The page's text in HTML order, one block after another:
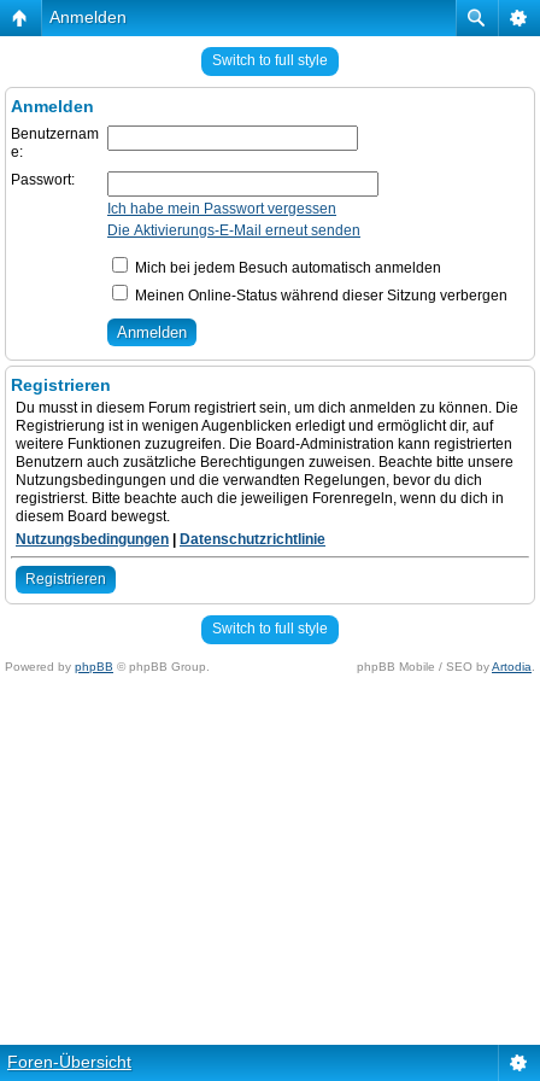
Anmelden
Switch to full style
Anmelden
Benutzernam
e:
Passwort:
Ich habe mein Passwort vergessen
Die Aktivierungs-E-Mail erneut senden
Mich bei jedem Besuch automatisch anmelden
Meinen Online-Status während dieser Sitzung verbergen
Registrieren
Du musst in diesem Forum registriert sein, um dich anmelden zu können. Die
Registrierung ist in wenigen Augenblicken erledigt und ermöglicht dir, auf
weitere Funktionen zuzugreifen. Die Board-Administration kann registrierten
Benutzern auch zusätzliche Berechtigungen zuweisen. Beachte bitte unsere
Nutzungsbedingungen und die verwandten Regelungen, bevor du dich
registrierst. Bitte beachte auch die jeweiligen Forenregeln, wenn du dich in
diesem Board bewegst.
Nutzungsbedingungen
Datenschutzrichtlinie
Registrieren
Switch to full style
Powered by phpBB © phpBB Group. phpBB Mobile / SEO byArtodia
Foren-Übersicht